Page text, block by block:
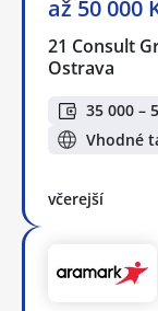
až 50 000
21 Consult
Ostrava
35 000 –
Vhodné
včerejší